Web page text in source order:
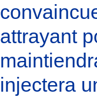
attrayant
injectera